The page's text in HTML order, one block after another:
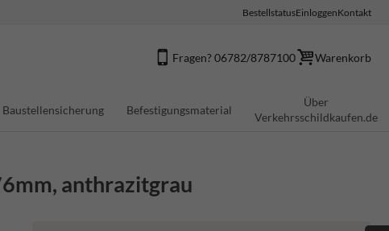
BestellstatusEinloggenKontakt
Fragen? 06782/8787100 Warenkorb
Baustellensicherung Befestigungsmaterial
Über
Verkehrsschildkaufen.de
anthrazitgrau